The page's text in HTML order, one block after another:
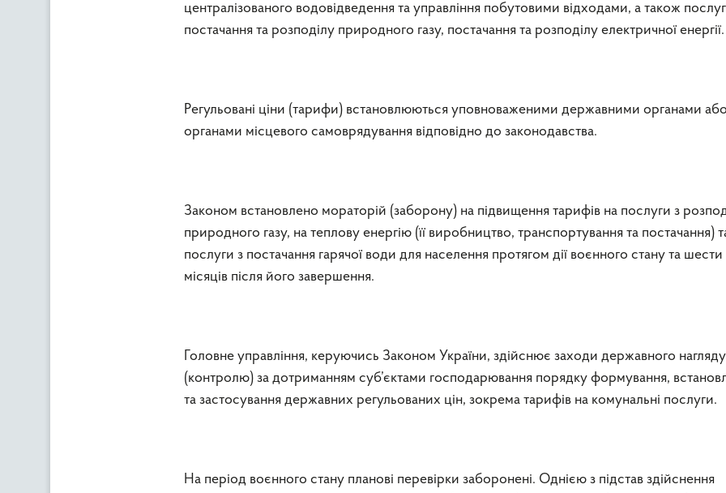
централізованого водовідведення та управління побутовими відходами, а також
постачання та розподілу природного газу, постачання та розподілу електричної енергії.
Регульовані ціни (тарифи) встановлюються уповноваженими державними органами або
органами місцевого самоврядування відповідно до законодавства.
Законом встановлено мораторій (заборону) на підвищення тарифів на послуги з
природного газу, на теплову енергію (її виробництво, транспортування та постачання)
послуги з постачання гарячої води для населення протягом дії воєнного стану та шести
місяців після його завершення.
Головне управління, керуючись Законом України, здійснює заходи державного нагляду
(контролю) за дотриманням суб’єктами господарювання порядку формування,
та застосування державних регульованих цін, зокрема тарифів на комунальні послуги.
На період воєнного стану планові перевірки заборонені. Однією з підстав здійснення